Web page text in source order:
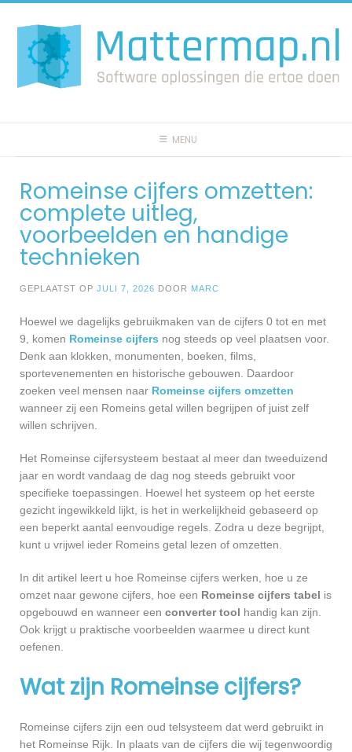
naar
inhoud
MENU
Romeinse cijfers omzetten:
complete uitleg,
voorbeelden en handige
technieken
GEPLAATST OP JULI 7, 2026 DOOR MARC
Hoewel we dagelijks gebruikmaken van de cijfers 0 tot en met
9, komen Romeinse cijfers nog steeds op veel plaatsen voor.
Denk aan klokken, monumenten, boeken, films,
sportevenementen en historische gebouwen. Daardoor
zoeken veel mensen naar Romeinse cijfers omzetten
wanneer zij een Romeins getal willen begrijpen of juist zelf
willen schrijven.
Het Romeinse cijfersysteem bestaat al meer dan tweeduizend
jaar en wordt vandaag de dag nog steeds gebruikt voor
specifieke toepassingen. Hoewel het systeem op het eerste
gezicht ingewikkeld lijkt, is het in werkelijkheid gebaseerd op
een beperkt aantal eenvoudige regels. Zodra u deze begrijpt,
kunt u vrijwel ieder Romeins getal lezen of omzetten.
In dit artikel leert u hoe Romeinse cijfers werken, hoe u ze
omzet naar gewone cijfers, hoe een Romeinse cijfers tabel is
opgebouwd en wanneer een converter tool handig kan zijn.
Ook krijgt u praktische voorbeelden waarmee u direct kunt
oefenen.
Wat zijn Romeinse cijfers?
Romeinse cijfers zijn een oud telsysteem dat werd gebruikt in
het Romeinse Rijk. In plaats van de cijfers die wij tegenwoordig